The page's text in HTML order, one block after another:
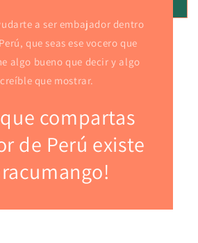
a ser embajador dentro
que seas ese vocero que
algo bueno que decir y algo
que mostrar.
que compartas
de Perú existe